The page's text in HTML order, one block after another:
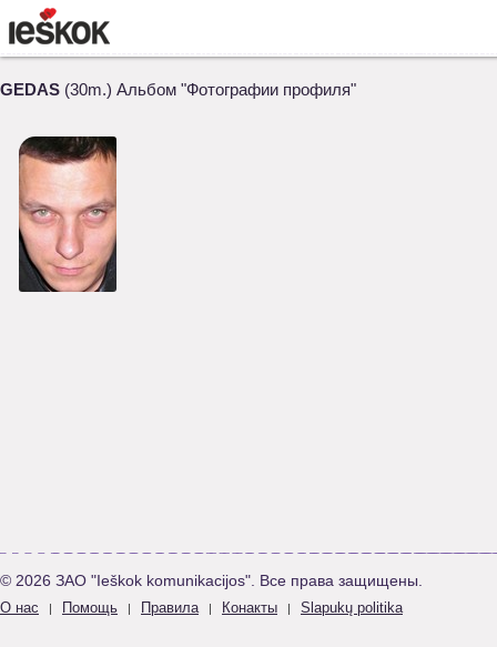
GEDAS (30m.) Альбом "Фотографии профиля"
© 2026 ЗАО "Ieškok komunikacijos". Все права защищены.
О нас | Помощь | Правила | Конакты | Slapukų politika